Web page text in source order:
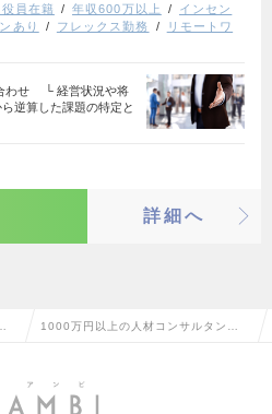
員在籍 年収600万以上
インセン
あり フレックス勤務
リモートワ
わせ └ 経営状況や将
逆算した課題の特定と
詳細へ
1000万円以上の人材コンサルタン
報一覧